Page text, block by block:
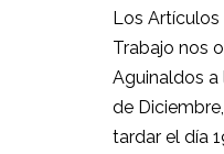
Los Artículos
Trabajo nos
Aguinaldos a
de
tardar el día